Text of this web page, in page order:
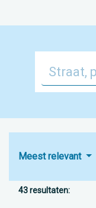
Meest relevant
43 resultaten: